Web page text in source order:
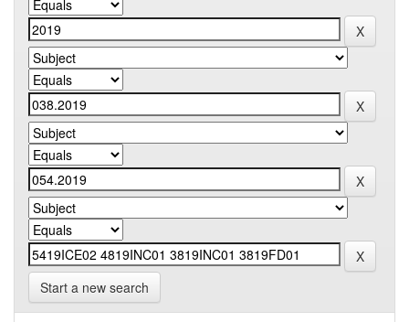
Start a new search